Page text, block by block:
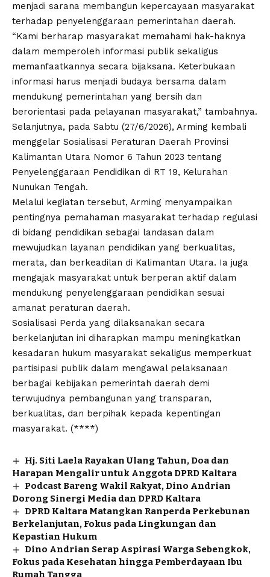
menjadi sarana membangun kepercayaan masyarakat
terhadap penyelenggaraan pemerintahan daerah.
“Kami berharap masyarakat memahami hak-haknya
dalam memperoleh informasi publik sekaligus
memanfaatkannya secara bijaksana. Keterbukaan
informasi harus menjadi budaya bersama dalam
mendukung pemerintahan yang bersih dan
berorientasi pada pelayanan masyarakat,” tambahnya.
Selanjutnya, pada Sabtu (27/6/2026), Arming kembali
menggelar Sosialisasi Peraturan Daerah Provinsi
Kalimantan Utara Nomor 6 Tahun 2023 tentang
Penyelenggaraan Pendidikan di RT 19, Kelurahan
Nunukan Tengah.
Melalui kegiatan tersebut, Arming menyampaikan
pentingnya pemahaman masyarakat terhadap regulasi
di bidang pendidikan sebagai landasan dalam
mewujudkan layanan pendidikan yang berkualitas,
merata, dan berkeadilan di Kalimantan Utara. Ia juga
mengajak masyarakat untuk berperan aktif dalam
mendukung penyelenggaraan pendidikan sesuai
amanat peraturan daerah.
Sosialisasi Perda yang dilaksanakan secara
berkelanjutan ini diharapkan mampu meningkatkan
kesadaran hukum masyarakat sekaligus memperkuat
partisipasi publik dalam mengawal pelaksanaan
berbagai kebijakan pemerintah daerah demi
terwujudnya pembangunan yang transparan,
berkualitas, dan berpihak kepada kepentingan
masyarakat. (****)
Hj. Siti Laela Rayakan Ulang Tahun, Doa dan
Harapan Mengalir untuk Anggota DPRD Kaltara
Podcast Bareng Wakil Rakyat, Dino Andrian
Dorong Sinergi Media dan DPRD Kaltara
DPRD Kaltara Matangkan Ranperda Perkebunan
Berkelanjutan, Fokus pada Lingkungan dan
Kepastian Hukum
Dino Andrian Serap Aspirasi Warga Sebengkok,
Fokus pada Kesehatan hingga Pemberdayaan Ibu
Rumah Tangga